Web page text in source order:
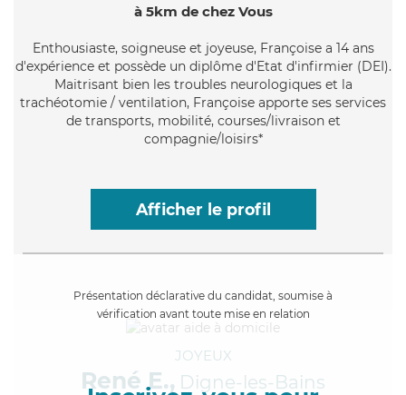
à 5km de chez Vous
Enthousiaste, soigneuse et joyeuse, Françoise a 14 ans
d'expérience et possède un diplôme d'Etat d'infirmier (DEI).
Maitrisant bien les troubles neurologiques et la
trachéotomie / ventilation, Françoise apporte ses services
de transports, mobilité, courses/livraison et
compagnie/loisirs*
Afficher le profil
Présentation déclarative du candidat, soumise à
vérification avant toute mise en relation
JOYEUX
René E., Digne-les-Bains